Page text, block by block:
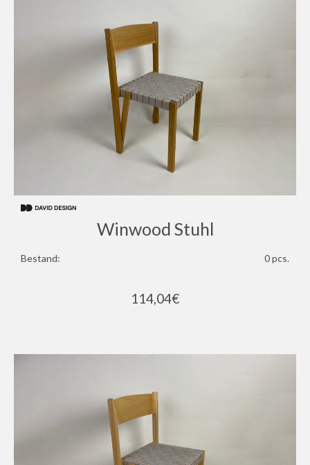
Winwood Stuhl
Bestand: 0 pcs.
114,04€